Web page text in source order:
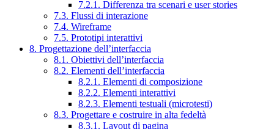
7.2.1. Differenza tra scenari e user stories
7.3. Flussi di interazione
7.4. Wireframe
7.5. Prototipi interattivi
8. Progettazione dell’interfaccia
8.1. Obiettivi dell’interfaccia
8.2. Elementi dell’interfaccia
8.2.1. Elementi di composizione
8.2.2. Elementi interattivi
8.2.3. Elementi testuali (microtesti)
8.3. Progettare e costruire in alta fedeltà
8.3.1. Layout di pagina